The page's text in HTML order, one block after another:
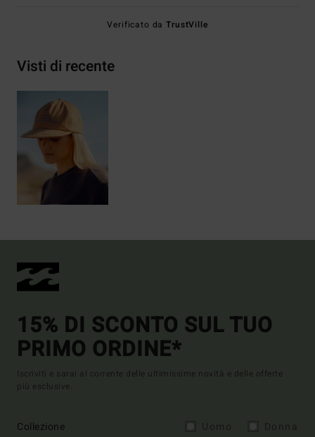
Verificato daTrustVille
Visti di recente
15% DI SCONTO SUL TUO
PRIMO ORDINE*
Iscriviti e sarai al corrente delle ultimissime novità e delle offerte
più esclusive.
Collezione